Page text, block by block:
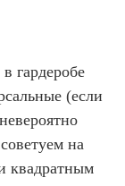
гардеробе
(если
на
квадратным